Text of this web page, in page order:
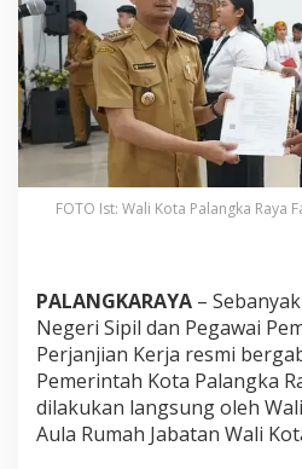
FOTO Ist: Wali Kota Palangka Raya
PALANGKARAYA –
Negeri Sipil dan Pegawai
Perjanjian Kerja resmi
Pemerintah Kota Palangka
dilakukan langsung oleh
Aula Rumah Jabatan Wali